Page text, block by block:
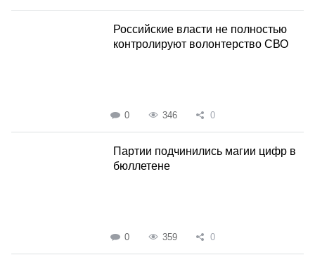
Российские власти не полностью
контролируют волонтерство СВО
0 346 0
Партии подчинились магии цифр в
бюллетене
0 359 0